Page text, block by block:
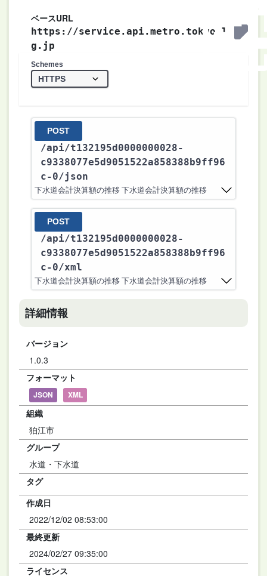
ベースURL
https://service.api.metro.tokyo.l
g.jp
Schemes
POST
/api/t132195d0000000028-
c9338077e5d9051522a858388b9ff96
c-0/json
下水道会計決算額の推移 下水道会計決算額の推移
POST
/api/t132195d0000000028-
c9338077e5d9051522a858388b9ff96
c-0/xml
下水道会計決算額の推移 下水道会計決算額の推移
詳細情報
バージョン
1.0.3
フォーマット
JSON XML
組織
狛江市
グループ
水道・下水道
タグ
作成日
2022/12/02 08:53:00
最終更新
2024/02/27 09:35:00
ライセンス